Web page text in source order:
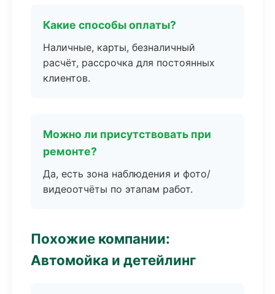
Какие способы оплаты?
Наличные, карты, безналичный
расчёт, рассрочка для постоянных
клиентов.
Можно ли присутствовать при
ремонте?
Да, есть зона наблюдения и фото/
видеоотчёты по этапам работ.
Похожие компании:
Автомойка и детейлинг